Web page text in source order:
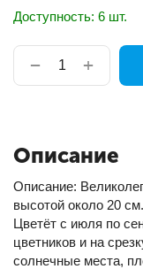
Доступность: 6 шт.
+
−
Описание
Описание:
высотой около 20
Цветёт с июля по
цветников и на
солнечные места,